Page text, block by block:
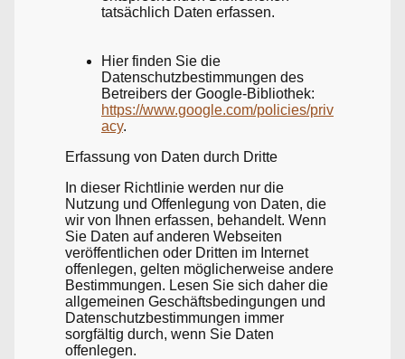
tatsächlich Daten erfassen.
Hier finden Sie die
Datenschutzbestimmungen des
Betreibers der Google-Bibliothek:
https://www.google.com/policies/priv
acy.
Erfassung von Daten durch Dritte
In dieser Richtlinie werden nur die
Nutzung und Offenlegung von Daten, die
wir von Ihnen erfassen, behandelt. Wenn
Sie Daten auf anderen Webseiten
veröffentlichen oder Dritten im Internet
offenlegen, gelten möglicherweise andere
Bestimmungen. Lesen Sie sich daher die
allgemeinen Geschäftsbedingungen und
Datenschutzbestimmungen immer
sorgfältig durch, wenn Sie Daten
offenlegen.